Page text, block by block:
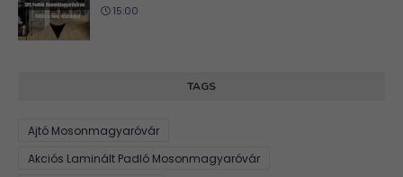
15:00
TAGS
Ajtó Mosonmagyaróvár
Akciós Laminált Padló Mosonmagyaróvár